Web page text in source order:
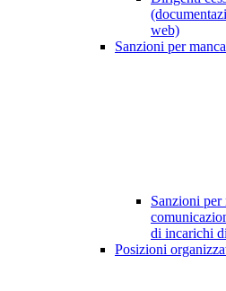
web)
Sanzioni per
Sanzioni per
di incarichi
Posizioni